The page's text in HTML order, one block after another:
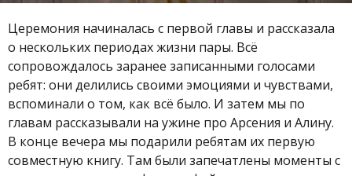
Церемония начиналась с первой главы и рассказала
о нескольких периодах жизни пары. Всё
сопровождалось заранее записанными голосами
ребят: они делились своими эмоциями и чувствами,
вспоминали о том, как всё было. И затем мы по
главам рассказывали на ужине про Арсения и Алину.
В конце вечера мы подарили ребятам их первую
совместную книгу. Там были запечатлены моменты с